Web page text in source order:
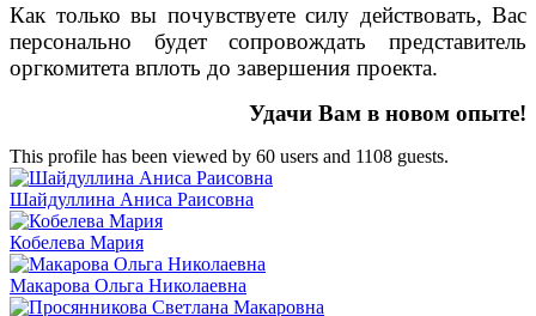
Как только вы почувствуете силу действовать, Вас
персонально будет сопровождать представитель
оргкомитета вплоть до завершения проекта.
Удачи Вам в новом опыте!
This profile has been viewed by 60 users and 1108 guests.
Шайдуллина Аниса Раисовна
Кобелева Мария
Макарова Ольга Николаевна